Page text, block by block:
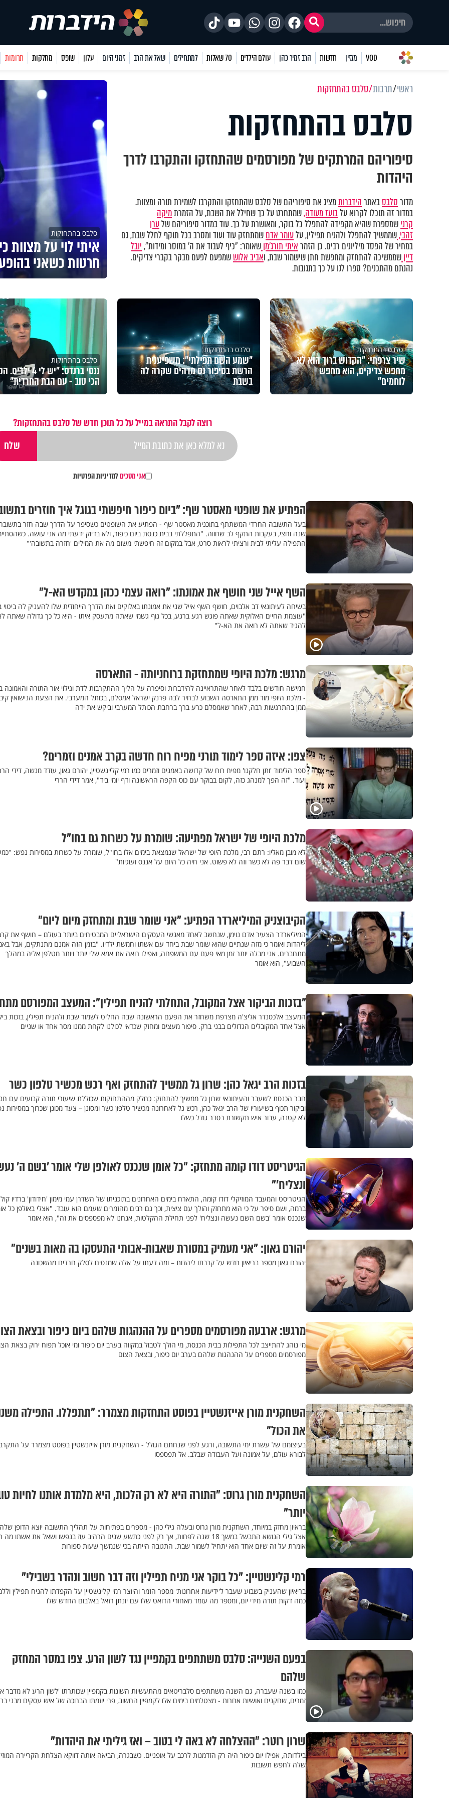
VOD מגזין חדשות הרב זמיר כהן עולם הילדים 70 שאלות למתחילים שאל את הרב זמני היום עלון שופס מחלקות תרומות
ראשי תרבות סלבס בהתחזקות
סלבס בהתחזקות
סיפוריהם המרתקים של מפורסמים שהתחזקו והתקרבו לדרך
היהדות
מדורסלבסבאתרהידברותמציג את סיפוריהם של סלבס שהתחזקו והתקרבו לשמירת תורה ומצוות.
במדור זה תוכלו לקרוא עלבועז מעודה,שמתחרט על כך שחילל את השבת, על הזמרתמיקה
קרנישמספרת שהיא מקפידה להתפלל כל בוקר, ומאושרת על כך. עוד במדור סיפוריהם שלערן
זהבי,שממשיך להתפלל ולהניח תפילין, עלעומר אדםשמתחזק עוד ועוד ומסרב בכל תוקף לחלל שבת, גם
במחיר של הפסד מיליונים רבים. כן הזמראיתי תורג'מןשאומר: "כיף לעבוד את ה' במוסר ומידות",יובל
דייןשממשיכה להתחזק ומחפשת חתן שישמור שבת, ואביב אלוששמפעם לפעם מבקר בקברי צדיקים.
נהנתם מהתכנים? ספרו לנו על כך בתגובות.
סלבס בהתחזקות
איתי לוי על מצוות
חרטות כשאני
סלבס בהתחזקות
שיר צרפתי: "הקדוש ברוך הוא לא
מחפש צדיקים, הוא מחפש
לוחמים"
סלבס בהתחזקות
"שמע השם תפילתי": משפיענית
הרשת בסיפור נס מדהים שקרה לה
בשבת
סלבס בהתחזקות
ננסי ברנדס: "יש לי 4
הכי טוב - עם הבת החרדית"
רוצה לקבל התראה במייל על כל תוכן חדש של סלבס בהתחזקות?
אני מסכיםלמדיניות הפרטיות
הפתיע את שופטי מאסטר שף: "ביום כיפור חיפשתי בגוגל איך חוזרים
בעל התשובה החרדי המשתתף בתוכנית מאסטר שף - הפתיע את השופטים כשסיפר על הדרך שבה חזר בתשובה
שנה וחצי, בעקבות התקף לב שחווה. "התפללתי בבית כנסת ביום כיפור, ולא בדיוק ידעתי מה אני עושה.
התפילה עליתי לבית ורציתי לראות סרט, אבל במקום זה חיפשתי משום מה את המילים 'חזרה בתשובה'"
השף אייל שני חושף את אמונתו: "רואה עצמי ככהן במקדש הא-ל"
בשיחה לעיתונאי דב אלבוים, חושף השף אייל שני את אמונתו באלוקים ואת הדרך הייחודית שלו להעניק לה ביטוי
"עוצמת החיים האלוקית שאתה פוגש רגע ברגע, בכל גוף גשמי שאתה מתעסק איתו - היא כל כך גדולה שאתה לא
להגיד שאתה לא רואה את הא-ל"
מרגש: מלכת היופי שמתחזקת ברוחניותה - התארסה
חמישה חודשים בלבד לאחר שהתראיינה להידברות וסיפרה על הליך ההתקרבות לדת וגילוי אור התורה והאמונה
- מלכת היופי מור ממן התארסה השבוע לבחיר לבה פרנק ישראל אמסלם, בכותל המערבי. את הצעת הנישואין
ממן בהתרגשות רבה, לאחר שאמסלם כרע ברך ברחבת הכותל המערבי וביקש את ידה
צפו: איזה ספר לימוד תורני מפיח רוח חדשה בקרב אמנים וזמרים?
ספר הלימוד 'ותן חלקנו' מפיח רוח של קדושה באמנים וזמרים כמו רמי קליינשטיין, יהורם גאון, עודד מנשה, דידי
ועוד. "זה הפך למנהג כזה, לקום בבוקר עם כוס הקפה הראשונה ודף יומי ביד", אמר דידי הררי
מלכת היופי של ישראל מפתיעה: שומרת על כשרות גם בחו"ל
לא מובן מאליו: רתם רבי, מלכת היופי של ישראל שנמצאת בימים אלו בחו"ל, שומרת על כשרות במסירות נפש:
שום דבר פה לא כשר וזה לא פשוט. אני חיה כל היום על אננס ועוגיות"
הקיבוצניק המיליארדר הפתיע: "אני שומר שבת ומתחזק מיום ליום"
המיליארדר הצעיר אדם נוימן, שנחשב לאחד מאנשי העסקים הישראליים המבטיחים ביותר בעולם – חושף את
ליהדות ואומר כי מזה שנתיים שהוא שומר שבת ביחד עם אשתו וחמשת ילדיו. "בזמן הזה אמנם מתנתקים, אבל
מתחברים. אני מבלה יותר זמן מאי פעם עם המשפחה, ואפילו רואה את אמא שלי יותר ויותר מטלפן אליה במהלך
השבוע", הוא אומר
"בזכות הביקור אצל המקובל, התחלתי להניח תפילין": המעצב המפורסם
המעצב אלכסנדר אליצ'ה מצרפת משחזר את הפעם הראשונה שבה החליט לשמור שבת ולהניח תפילין, בזכות
אצל אחד המקובלים הגדולים בבני ברק. סיפור מעצים ומחזק שכדאי לכולנו לקחת ממנו מסר אחד או שניים
בזכות הרב יגאל כהן: שרון גל ממשיך להתחזק ואף רכש מכשיר טלפון כשר
חבר הכנסת לשעבר והעיתונאי שרון גל ממשיך להתחזק: כחלק מההתחזקות שכוללת שיעורי תורה קבועים עם
וביקור תכוף בשיעוריו של הרב יגאל כהן, רכש גל לאחרונה מכשיר טלפון כשר ומסונן – צעד מכונן שכרוך במסירות
לא קטנה, עבור איש תקשורת בסדר גודל כשלו
הגיטריסט דודו קומה מתחזק: "כל אומן שנכנס לאולפן שלי אומר ’בשם ה’
ונצליח’"
הגיטריסט והמעבד המוזיקלי דודו קומה, התארח בימים האחרונים בתוכניתו של השדרן עמי מימון 'חידודון' ברדיו קול
ברמה, ושם סיפר על כי הוא מתחזק והולך עם ציצית, וכך גם רבים מהזמרים שעמם הוא עובד. "אצלי באולפן כל
שנכנס אומר 'בשם השם נעשה ונצליח' לפני תחילת ההקלטות, אנחנו לא מפספסים את זה", הוא אומר
יהורם גאון: "אני מעמיק במסורת שאבות-אבותי התעסקו בה מאות בשנים"
יהורם גאון מספר בריאיון חדש על קרבתו ליהדות – ומה דעתו על אלה שמנסים לסלק חרדים מהשכונה
מרגש: ארבעה מפורסמים מספרים על ההנהגות שלהם ביום כיפור ובצאת
מי נוהג להתייצב לכל התפילות בבית הכנסת, מי הולך לטבול במקווה בערב יום כיפור ומי אוכל תפוח ירוק בצאת
מפורסמים מספרים על ההנהגות שלהם בערב יום כיפור, ובצאת הצום
השחקנית מורן אייזנשטיין בפוסט התחזקות מצמרר: "תתפללו. התפילה
את הכול"
בעיצומם של עשרת ימי התשובה, ורגע לפני שנחתם הגולל - השחקנית מורן אייזנשטיין בפוסט מצמרר על
לבורא עולם, על אמונה ועל העבודה שבלב. אל תפספסו
השחקנית מורן גרוס: "התורה היא לא רק הלכות, היא מלמדת אותנו לחיות
יותר"
בראיון מחזק במיוחד, השחקנית מורן גרוס ובעלה גילי כהן - מספרים בפתיחות על תהליך התשובה יוצא הדופן
אצל גילי הנושא התבשל במשך 18 שנה לפחות, אך רק לפני כתשע שנים הרהיב עוז בנפשו ושאל את אשתו
אומרת על זה שיום אחד הוא יתחיל לשמור שבת. התגובה הייתה בכי שנמשך שעות ספורות
רמי קלינשטיין: "כל בוקר אני מניח תפילין וזה דבר חשוב ונהדר בשבילי"
בריאיון שהעניק בשבוע שעבר ל'ידיעות אחרונות' מספר הזמר והיוצר רמי קלינשטיין על הקפדתו להניח תפילין
כמה דקות תורה מידי יום, ומספר מה עומד מאחורי הדואט שלו עם יונתן רזאל באלבום החדש שלו
בפעם השנייה: סלבס משתתפים בקמפיין נגד לשון הרע. צפו במסר המחזק
שלהם
כמו בשנה שעברה, גם השנה משתתפים סלבריטאים מהתעשיות השונות בקמפיין שכותרתו 'לשון הרע לא מדבר
זמרים, שחקנים ואושיות אחרות - מצטלמים בימים אלו לקמפיין החשוב, פרי יוזמתו הברוכה של איש עסקים מבני
שרון רוטר: "ההצלחה לא באה לי בטוב – ואז גיליתי את היהדות"
בילדותה, אפילו יום כיפור היה רק הזדמנות לרכב על אופניים. כשבגרה, הביאה אותה דווקא הצלחת הקריירה
שלה לחפש תשובות